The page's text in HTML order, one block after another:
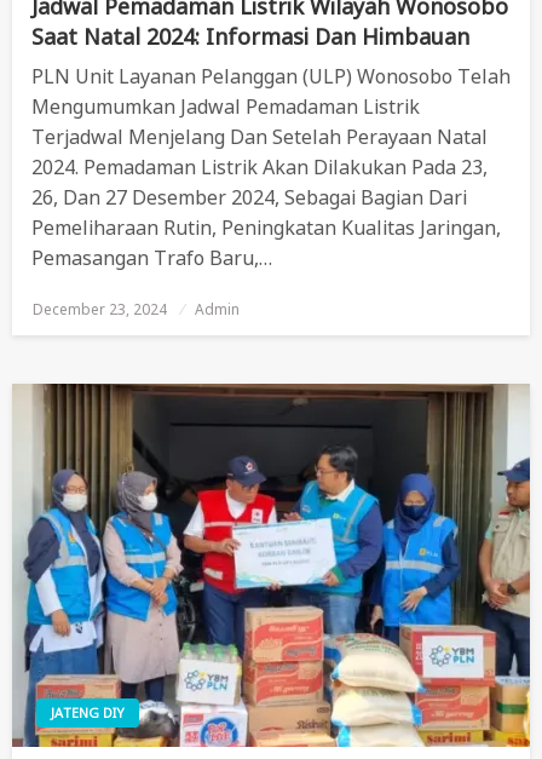
Saat Natal 2024: Informasi Dan Himbauan
PLN Unit Layanan Pelanggan (ULP) Wonosobo Telah
Mengumumkan Jadwal Pemadaman Listrik
Terjadwal Menjelang Dan Setelah Perayaan Natal
2024. Pemadaman Listrik Akan Dilakukan Pada 23,
26, Dan 27 Desember 2024, Sebagai Bagian Dari
Pemeliharaan Rutin, Peningkatan Kualitas Jaringan,
Pemasangan Trafo Baru,…
Posted
December 23, 2024 Admin
JATENG DIY